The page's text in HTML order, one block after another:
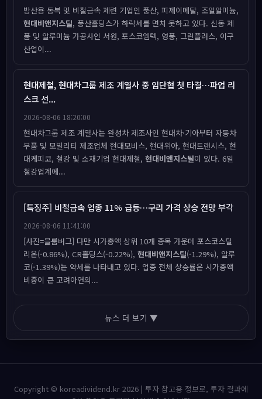
방산용 동복 및 비철금속 제련 기업인 풍산, 피제이메탈, 조일알미늄,
현대비앤지스틸, 풍산홀딩스가 하락세를 면치 못하고 있다. 신동 제
품 및 알루미늄 가공사인 서원, 포스코엠텍, 영풍, 그린플러스, 이구
산업이...
현대제철,현대차그룹 제조 계열사 중 임단협 첫 타결…파업 리
스크 선...
2026-08-06 18:20:00
현대차그룹 제조 계열사는 완성차 제조사인 현대차·기아부터 자동차
부품 및 모빌리티 제조업체 현대모비스, 현대위아, 현대트랜시스, 현
대케피코, 철강 및 소재기업 현대제철, 현대비앤지스틸이 있다. 6일
철강업계에...
[특징주] 비철금속 업종 11% 급등…구리 가격 상승 전망 부각
2026-08-06 11:41:00
[사진=블룸버그] 다만 시가총액 상위 10개 종목 가운데 포스코스틸
리온(-0.86%), CR홀딩스(-0.22%), 현대비앤지스틸(-1.29%), 알루
코(-1.39%)는 약세를 나타내고 있다. 업종 전체 상승률은 시가총액
비중이 큰 고려아연의...
뉴스 더 보기 ▼
Copyright © koreadividend.kr 2026 | 투자 참고용 정보로, 투자 결과에